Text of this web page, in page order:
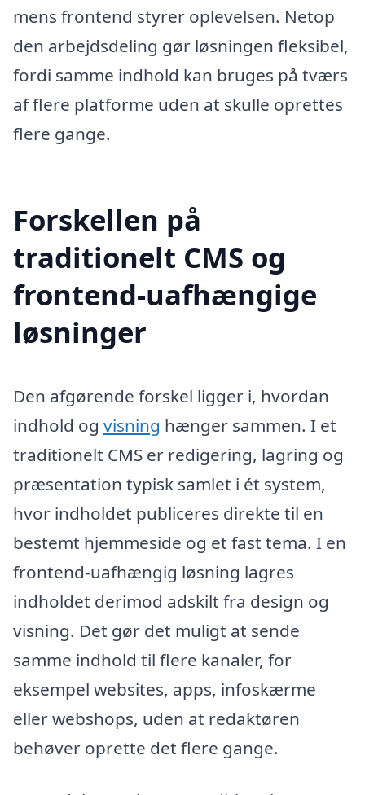
mens frontend styrer oplevelsen. Netop
den arbejdsdeling gør løsningen fleksibel,
fordi samme indhold kan bruges på tværs
af flere platforme uden at skulle oprettes
flere gange.
Forskellen på
traditionelt CMS og
frontend-uafhængige
løsninger
Den afgørende forskel ligger i, hvordan
indhold og visning hænger sammen. I et
traditionelt CMS er redigering, lagring og
præsentation typisk samlet i ét system,
hvor indholdet publiceres direkte til en
bestemt hjemmeside og et fast tema. I en
frontend-uafhængig løsning lagres
indholdet derimod adskilt fra design og
visning. Det gør det muligt at sende
samme indhold til flere kanaler, for
eksempel websites, apps, infoskærme
eller webshops, uden at redaktøren
behøver oprette det flere gange.